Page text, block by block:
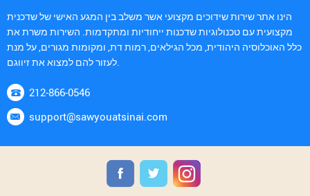
הינו אתר שירות שידוכים מקצועי אשר משלב בין המגע האישי של שדכנית
מקצועית עם טכנולוגיות שדכנות ייחודיות ומתקדמות. השירות משרת את
כלל האוכלוסיה היהודית, מכל הגילאים, רמות דת, ומקומות מגורים, על מנת
212-866-0546
support@sawyouatsinai.com